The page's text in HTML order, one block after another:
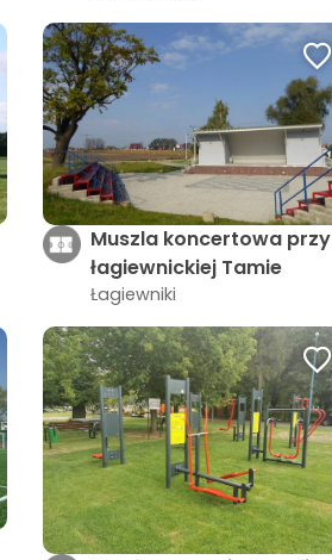
Muszla koncertowa przy
łagiewnickiej Tamie
Łagiewniki